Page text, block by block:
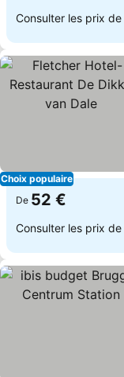
Consulter les prix de
Choix populaire
De 52 €
Consulter les prix de